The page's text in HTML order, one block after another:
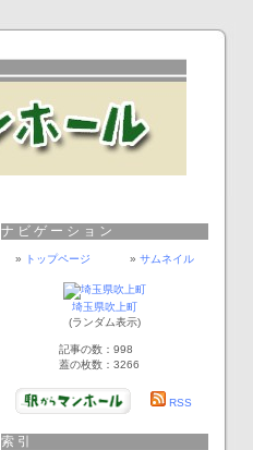
ナビゲーション
» トップページ » サムネイル
埼玉県吹上町
(ランダム表示)
記事の数：998
蓋の枚数：3266
RSS
索引